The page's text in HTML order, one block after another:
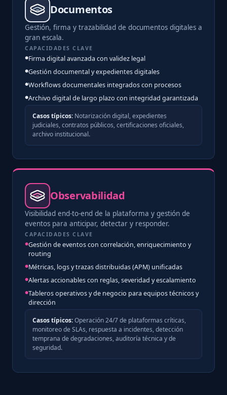
Documentos
Gestión, firma y trazabilidad de documentos digitales a
gran escala.
CAPACIDADES CLAVE
Firma digital avanzada con validez legal
Gestión documental y expedientes digitales
Workflows documentales integrados con procesos
Archivo digital de largo plazo con integridad garantizada
Casos típicos: Notarización digital, expedientes
judiciales, contratos públicos, certificaciones oficiales,
archivo institucional.
Observabilidad
Visibilidad end-to-end de la plataforma y gestión de
eventos para anticipar, detectar y responder.
CAPACIDADES CLAVE
Gestión de eventos con correlación, enriquecimiento y
routing
Métricas, logs y trazas distribuidas (APM) unificadas
Alertas accionables con reglas, severidad y escalamiento
Tableros operativos y de negocio para equipos técnicos y
dirección
Casos típicos:Operación 24/7 de plataformas críticas,
monitoreo de SLAs, respuesta a incidentes, detección
temprana de degradaciones, auditoría técnica y de
seguridad.